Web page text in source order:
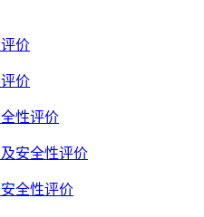
价
价
性评价
安全性评价
全性评价